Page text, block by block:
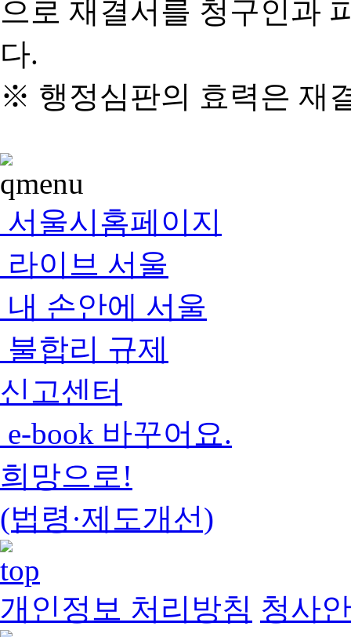
으로 재결서를 청구인과
다.
※ 행정심판의 효력은 재
서울시홈페이지
라이브 서울
내 손안에 서울
불합리 규제
신고센터
e-book 바꾸어요.
희망으로!
(법령·제도개선)
개인정보 처리방침 청사